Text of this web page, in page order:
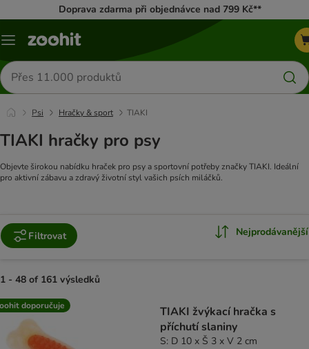
Doprava zdarma při objednávce nad 799 Kč**
Menu
Hledat
produkty
Psi Hračky & sport TIAKI
TIAKI hračky pro psy
Objevte širokou nabídku hraček pro psy a sportovní potřeby značky TIAKI. Ideální
pro aktivní zábavu a zdravý životní styl vašich psích miláčků.
Filtrovat Nejprodávanější
1 - 48 of 161 výsledků
product items have been changed
doporučuje
TIAKI žvýkací hračka s
příchutí slaniny
S: D 10 x Š 3 x V 2 cm